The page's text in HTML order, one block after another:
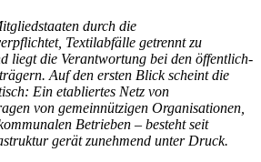
durch die
Textilabfälle getrennt zu
liegt die Verantwortung bei den öffentlich-
Auf den ersten Blick scheint die
Ein etabliertes Netz von
von gemeinnützigen Organisationen,
Betrieben – besteht seit
gerät zunehmend unter Druck.